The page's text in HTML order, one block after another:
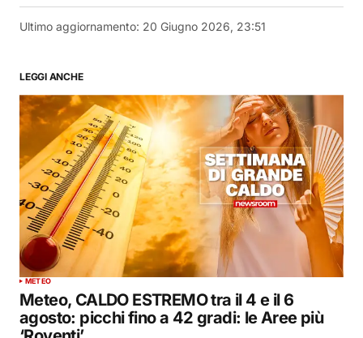
Ultimo aggiornamento: 20 Giugno 2026, 23:51
LEGGI ANCHE
METEO
Meteo, CALDO ESTREMO tra il 4 e il 6
agosto: picchi fino a 42 gradi: le Aree più